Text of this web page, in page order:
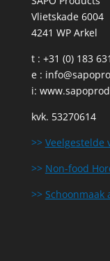
Vlietskade 6004
4241 WP Arkel
t : +31 (0) 183
e :
i:
kvk. 53270614
>> Veelgestelde
>> Non-food
>> Schoonmaak